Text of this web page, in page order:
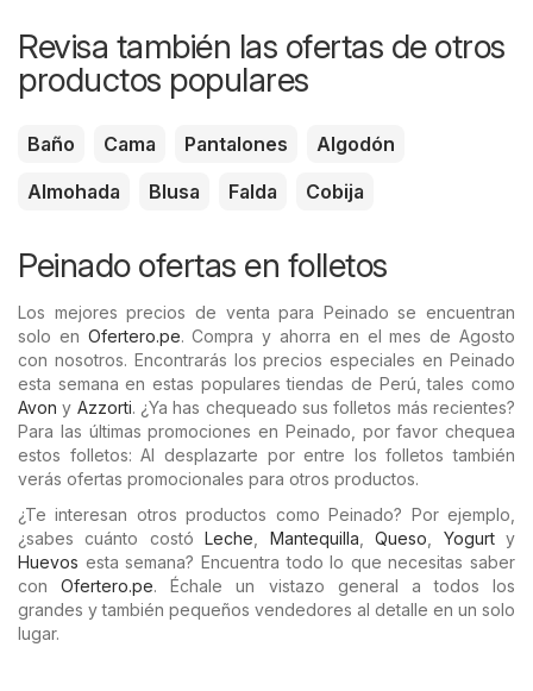
Revisa también las ofertas de otros
productos populares
Baño Cama Pantalones
Algodón
Almohada
Blusa Falda Cobija
Peinado ofertas en folletos
Los mejores precios de venta para Peinado se encuentran
solo en Ofertero.pe. Compra y ahorra en el mes de Agosto
con nosotros. Encontrarás los precios especiales en Peinado
esta semana en estas populares tiendas de Perú, tales como
Avon y Azzorti. ¿Ya has chequeado sus folletos más recientes?
Para las últimas promociones en Peinado, por favor chequea
estos folletos: Al desplazarte por entre los folletos también
verás ofertas promocionales para otros productos.
¿Te interesan otros productos como Peinado? Por ejemplo,
¿sabes cuánto costóLeche Mantequilla ,Queso Yogurty
Huevos esta semana? Encuentra todo lo que necesitas saber
conOfertero.pe. Échale un vistazo general a todos los
grandes y también pequeños vendedores al detalle en un solo
lugar.